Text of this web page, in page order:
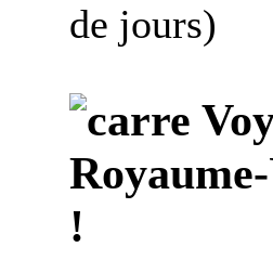
de jours)
!